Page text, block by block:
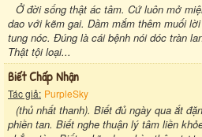
Ở đời sống thật ác tâm. Cứ luôn mở
dao với kẽm gai. Dầm mắm thêm muối
tung nóc. Đúng là cái bệnh nói dóc tràn
Thật tội loại...
Biết Chấp Nhận
Tác giả: PurpleSky
(thủ nhất thanh). Biết đủ ngày qua ắt
phiền tan. Biết nghe thuận lý tâm liền